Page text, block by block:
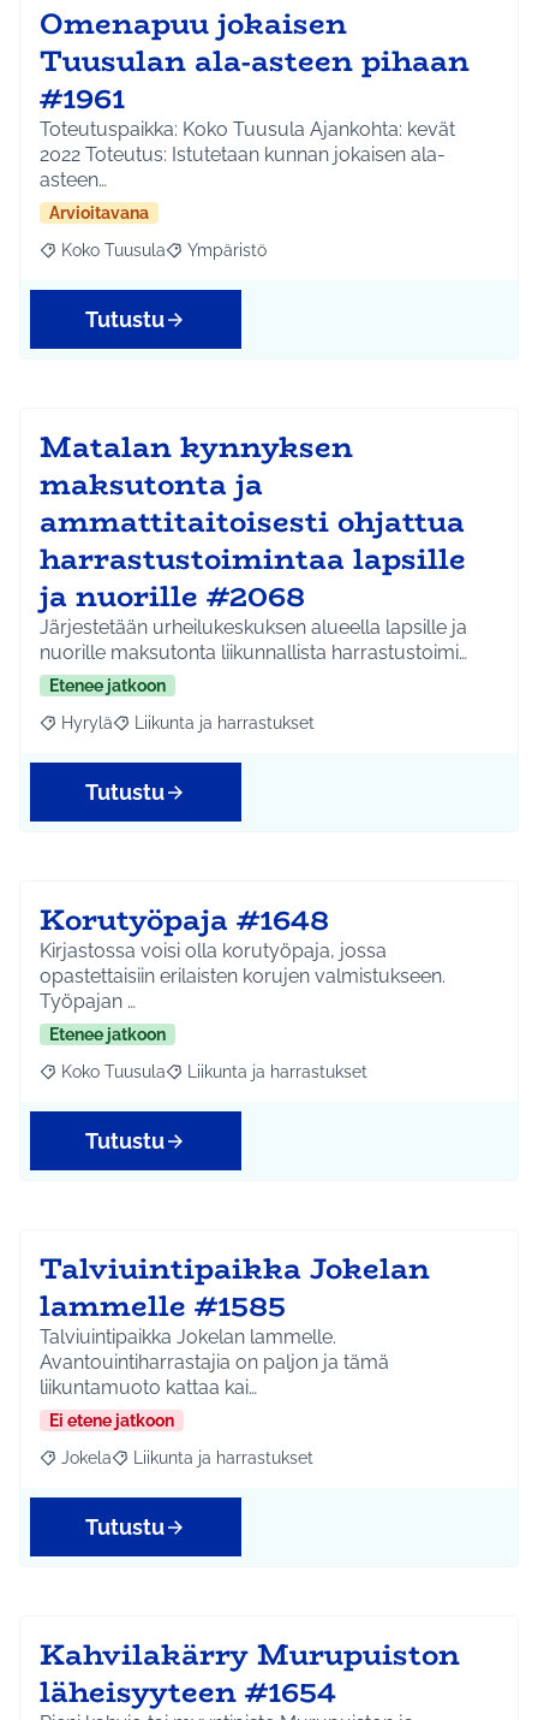
Omenapuu jokaisen
Tuusulan ala-asteen pihaan
#1961
Toteutuspaikka: Koko Tuusula Ajankohta: kevät
2022 Toteutus: Istutetaan kunnan jokaisen ala-
asteen…
Arvioitavana
Rajaa tulokset aihepiirin mukaan: Koko Tuusula
Koko Tuusula Rajaa tulokset teeman mukaan: Ympäristö
Ympäristö
Tutustu
Matalan kynnyksen
maksutonta ja
ammattitaitoisesti ohjattua
harrastustoimintaa lapsille
ja nuorille #2068
Järjestetään urheilukeskuksen alueella lapsille ja
nuorille maksutonta liikunnallista harrastustoimi…
Etenee jatkoon
Rajaa tulokset aihepiirin mukaan: Hyrylä
Hyrylä Rajaa tulokset teeman mukaan: Liikunta ja
Liikunta ja harrastukset
Tutustu
Korutyöpaja #1648
Kirjastossa voisi olla korutyöpaja, jossa
opastettaisiin erilaisten korujen valmistukseen.
Työpajan …
Etenee jatkoon
Rajaa tulokset aihepiirin mukaan: Koko Tuusula
Koko Tuusula Rajaa tulokset teeman mukaan: Liikunta ja
Liikunta ja harrastukset
Tutustu
Talviuintipaikka Jokelan
lammelle #1585
Talviuintipaikka Jokelan lammelle.
Avantouintiharrastajia on paljon ja tämä
liikuntamuoto kattaa kai…
Ei etene jatkoon
Rajaa tulokset aihepiirin mukaan: Jokela
Jokela Rajaa tulokset teeman mukaan: Liikunta ja
Liikunta ja harrastukset
Tutustu
Kahvilakärry Murupuiston
läheisyyteen #1654